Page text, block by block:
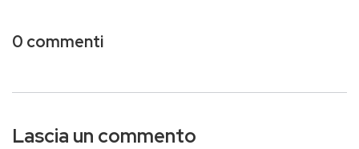
0 commenti
Lascia un commento